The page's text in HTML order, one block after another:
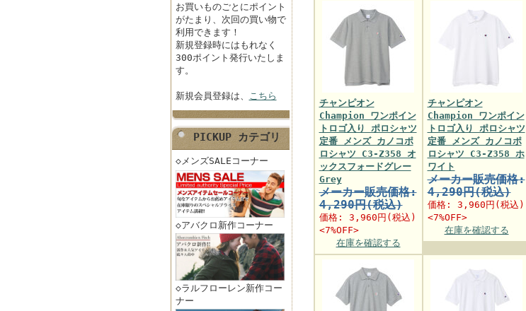
お買いものごとにポイント
がたまり、次回の買い物で
利用できます！
新規登録時にはもれなく
300ポイント発行いたしま
す。
新規会員登録は、 こちら
PICKUP カテゴリ
◇メンズSALEコーナー
◇アバクロ新作コーナー
◇ラルフローレン新作コー
ナー
チャンピオン
Champion ワンポイン
トロゴ入り ポロシャツ
定番 メンズ カノコポ
ロシャツ C3-Z358 オ
ックスフォードグレー
Grey
メーカー販売価格:
4,290円(税込)
価格: 3,960円 (税込)
<7%OFF>
在庫を確認する
チャンピオン
Champion ワンポイン
トロゴ入り ポロシャツ
定番 メンズ カノコポ
ロシャツ C3-Z358 ホ
ワイト
メーカー販売価格:
4,290円(税込)
価格: 3,960円 (税込)
<7%OFF>
在庫を確認する